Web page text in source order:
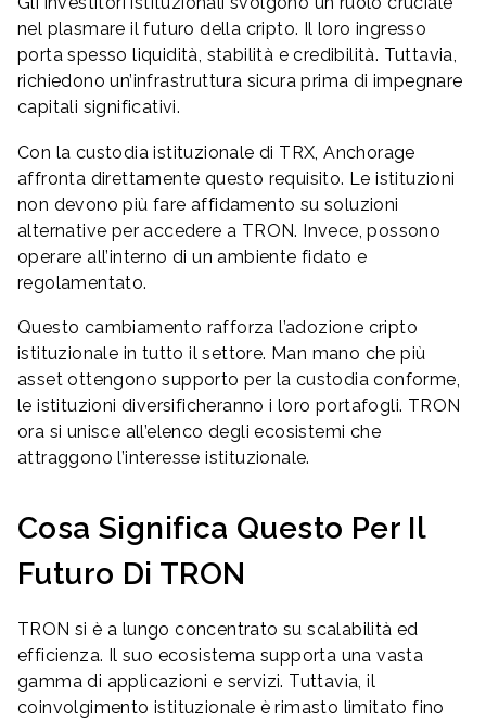
nel plasmare il futuro della cripto. Il loro ingresso
porta spesso liquidità, stabilità e credibilità. Tuttavia,
richiedono un’infrastruttura sicura prima di impegnare
capitali significativi.
Con la custodia istituzionale di TRX, Anchorage
affronta direttamente questo requisito. Le istituzioni
non devono più fare affidamento su soluzioni
alternative per accedere a TRON. Invece, possono
operare all’interno di un ambiente fidato e
regolamentato.
Questo cambiamento rafforza l’adozione cripto
istituzionale in tutto il settore. Man mano che più
asset ottengono supporto per la custodia conforme,
le istituzioni diversificheranno i loro portafogli. TRON
ora si unisce all’elenco degli ecosistemi che
attraggono l’interesse istituzionale.
Cosa Significa Questo Per Il
Futuro Di TRON
TRON si è a lungo concentrato su scalabilità ed
efficienza. Il suo ecosistema supporta una vasta
gamma di applicazioni e servizi. Tuttavia, il
coinvolgimento istituzionale è rimasto limitato fino